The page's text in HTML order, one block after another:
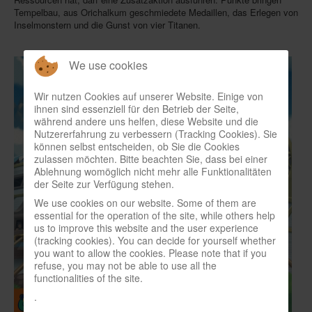
Tempelbau, aus Orichalkum geschmiedete Medaillen, das Erlegen von
Inselmonstern und die Gunst von vier Titanen.
We use cookies
Wir nutzen Cookies auf unserer Website. Einige von
ihnen sind essenziell für den Betrieb der Seite,
während andere uns helfen, diese Website und die
Nutzererfahrung zu verbessern (Tracking Cookies). Sie
können selbst entscheiden, ob Sie die Cookies
zulassen möchten. Bitte beachten Sie, dass bei einer
Ablehnung womöglich nicht mehr alle Funktionalitäten
der Seite zur Verfügung stehen.
We use cookies on our website. Some of them are
essential for the operation of the site, while others help
us to improve this website and the user experience
(tracking cookies). You can decide for yourself whether
you want to allow the cookies. Please note that if you
refuse, you may not be able to use all the
functionalities of the site.
.